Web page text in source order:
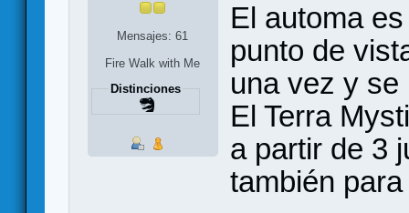
Mensajes: 61
Fire Walk with Me
Distinciones
El automa
punto de
una vez y se
El Terra
a partir de 3
también